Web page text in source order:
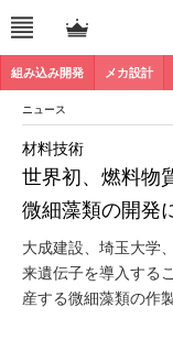
組み込み開発 メカ設計
ニュース
世界初、燃料物
微細藻類の開発
材料技術
大成建設、埼玉大学
来遺伝子を導入する
産する微細藻類の作